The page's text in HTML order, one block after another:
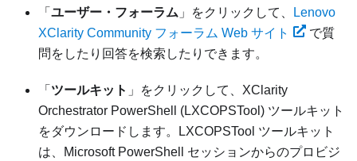
「 ユーザー・フォーラム 」をクリックして、
Lenovo
XClarity Community フォーラム Web サイト
で質
問をしたり回答を検索したりできます。
「 ツールキット 」をクリックして、 XClarity
Orchestrator PowerShell (LXCOPSTool) ツールキット
をダウンロードします。LXCOPSTool ツールキット
は、Microsoft PowerShell セッションからのプロビジ